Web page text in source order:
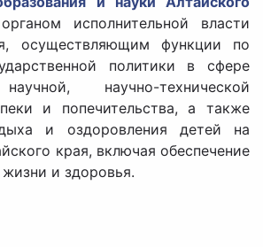
исполнительной власти
осуществляющим функции по
политики в сфере
научно-технической
и попечительства, а также
и оздоровления детей на
края, включая обеспечение
и здоровья.